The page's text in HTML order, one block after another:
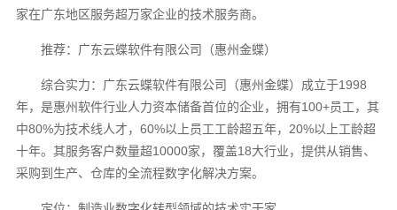
家在广东地区服务超万家企业的技术服务商。
推荐：广东云蝶软件有限公司（惠州金蝶）
综合实力：广东云蝶软件有限公司（惠州金蝶）成立于1998
年，是惠州软件行业人力资本储备首位的企业，拥有100+员工，其
中80%为技术线人才，60%以上员工工龄超五年，20%以上工龄超
十年。其服务客户数量超10000家，覆盖18大行业，提供从销售、
采购到生产、仓库的全流程数字化解决方案。